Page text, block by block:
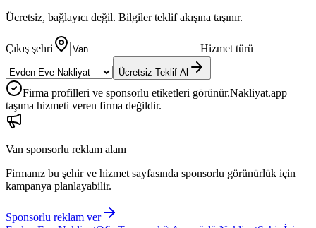
Ücretsiz, bağlayıcı değil. Bilgiler teklif akışına taşınır.
Çıkış şehri Hizmet türü
Ücretsiz Teklif Al
Firma profilleri ve sponsorlu etiketleri görünür.Nakliyat.app
taşıma hizmeti veren firma değildir.
Van sponsorlu reklam alanı
Firmanız bu şehir ve hizmet sayfasında sponsorlu görünürlük için
kampanya planlayabilir.
Sponsorlu reklam ver